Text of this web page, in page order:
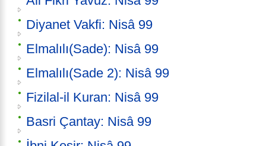
Diyanet Vakfi: Nisâ 99
Elmalılı(Sade): Nisâ 99
Elmalılı(Sade 2): Nisâ 99
Fizilal-il Kuran: Nisâ 99
Basri Çantay: Nisâ 99